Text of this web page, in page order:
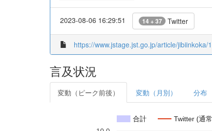
2023-08-06 16:29:51 14 + 37 Twitter
https://www.jstage.jst.go.jp/article/
言及状況
変動（ピーク前後） 変動（月別） 分布
合計 Twitter (通